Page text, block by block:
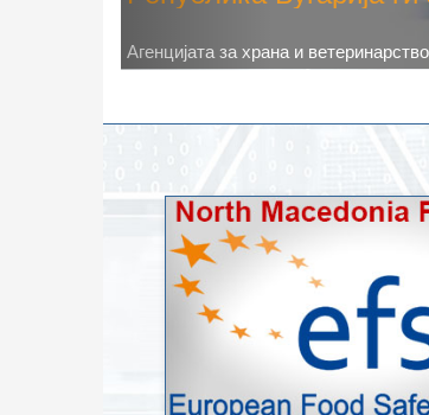
животните
Новото најавено зголемување на
степени, ги зголемува ризиците од